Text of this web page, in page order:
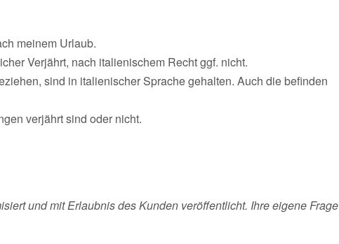
meinem Urlaub.
Verjährt, nach italienischem Recht ggf. nicht.
sind in italienischer Sprache gehalten. Auch die befinden
verjährt sind oder nicht.
und mit Erlaubnis des Kunden veröffentlicht. Ihre eigene Frage